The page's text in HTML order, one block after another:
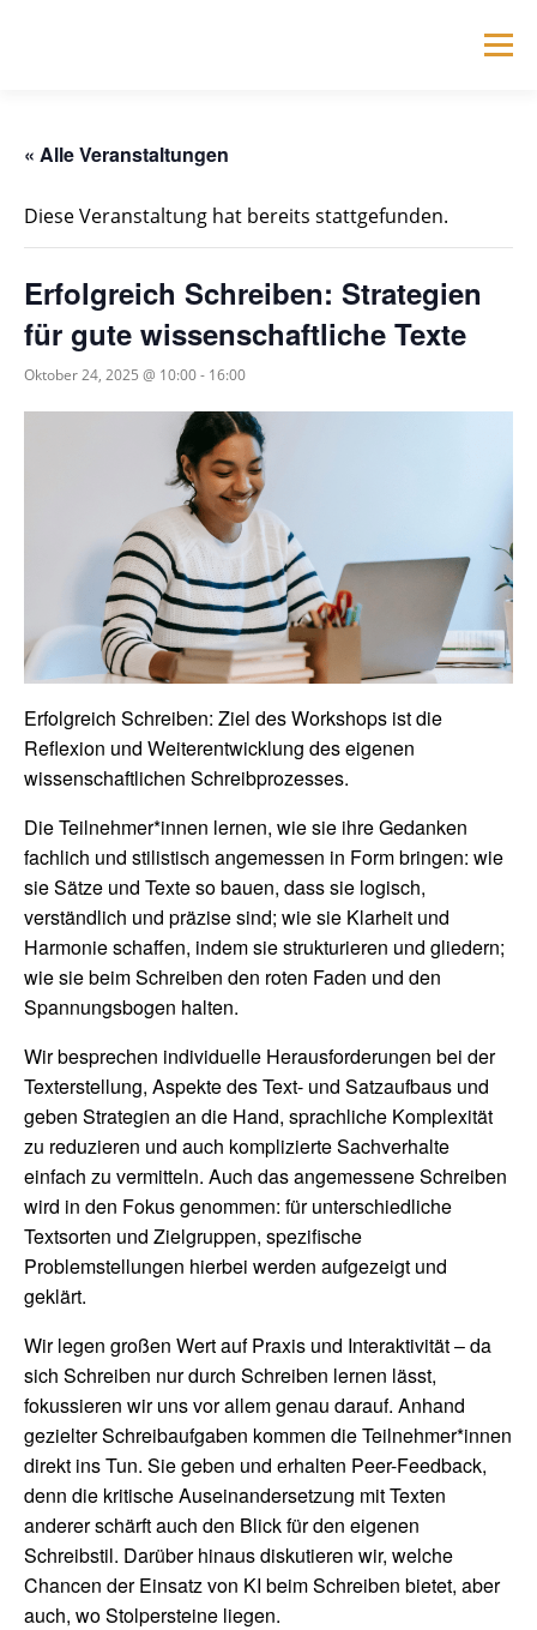
Menü
FÜR IHRE WISSENSCHAFTLER*INNEN
TRAINER*INNEN
« Alle Veranstaltungen
Diese Veranstaltung hat bereits stattgefunden.
Erfolgreich Schreiben: Strategien
für gute wissenschaftliche Texte
Oktober 24, 2025 @ 10:00- 16:00
Erfolgreich Schreiben: Ziel des Workshops ist die
Reflexion und Weiterentwicklung des eigenen
wissenschaftlichen Schreibprozesses.
Die Teilnehmer*innen lernen, wie sie ihre Gedanken
fachlich und stilistisch angemessen in Form bringen: wie
sie Sätze und Texte so bauen, dass sie logisch,
verständlich und präzise sind; wie sie Klarheit und
Harmonie schaffen, indem sie strukturieren und gliedern;
wie sie beim Schreiben den roten Faden und den
Spannungsbogen halten.
Wir besprechen individuelle Herausforderungen bei der
Texterstellung, Aspekte des Text- und Satzaufbaus und
geben Strategien an die Hand, sprachliche Komplexität
zu reduzieren und auch komplizierte Sachverhalte
einfach zu vermitteln. Auch das angemessene Schreiben
wird in den Fokus genommen: für unterschiedliche
Textsorten und Zielgruppen, spezifische
Problemstellungen hierbei werden aufgezeigt und
geklärt.
Wir legen großen Wert auf Praxis und Interaktivität – da
sich Schreiben nur durch Schreiben lernen lässt,
fokussieren wir uns vor allem genau darauf. Anhand
gezielter Schreibaufgaben kommen die Teilnehmer*innen
direkt ins Tun. Sie geben und erhalten Peer-Feedback,
denn die kritische Auseinandersetzung mit Texten
anderer schärft auch den Blick für den eigenen
Schreibstil. Darüber hinaus diskutieren wir, welche
Chancen der Einsatz von KI beim Schreiben bietet, aber
auch, wo Stolpersteine liegen.